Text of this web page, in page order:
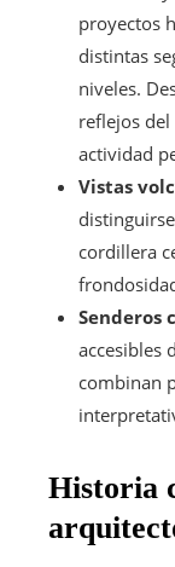
proyectos
distintas
niveles.
reflejos del
actividad
Vistas
cordillera
Senderos
accesibles
combinan
Historia